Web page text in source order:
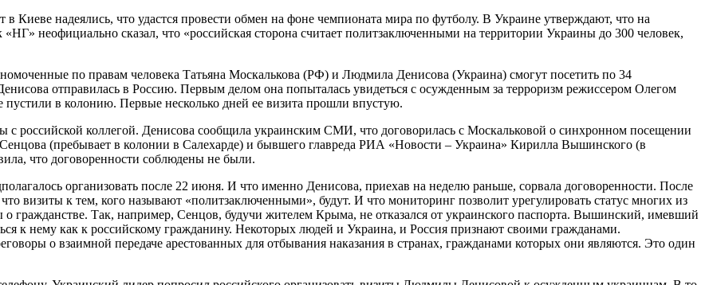
надеялись, что удастся провести обмен на фоне чемпионата мира по футболу. В Украине утверждают, что на
неофициально сказал, что «российская сторона считает политзаключенными на территории Украины до 300 человек,
по правам человека Татьяна Москалькова (РФ) и Людмила Денисова (Украина) смогут посетить по 34
отправилась в Россию. Первым делом она попыталась увидеться с осужденным за терроризм режиссером Олегом
в колонию. Первые несколько дней ее визита прошли впустую.
российской коллегой. Денисова сообщила украинским СМИ, что договорилась с Москальковой о синхронном посещении
(пребывает в колонии в Салехарде) и бывшего главреда РИА «Новости – Украина» Кирилла Вышинского (в
что договоренности соблюдены не были.
организовать после 22 июня. И что именно Денисова, приехав на неделю раньше, сорвала договоренности. После
визиты к тем, кого называют «политзаключенными», будут. И что мониторинг позволит урегулировать статус многих из
гражданстве. Так, например, Сенцов, будучи жителем Крыма, не отказался от украинского паспорта. Вышинский, имевший
к нему как к российскому гражданину. Некоторых людей и Украина, и Россия признают своими гражданами.
о взаимной передаче арестованных для отбывания наказания в странах, гражданами которых они являются. Это один